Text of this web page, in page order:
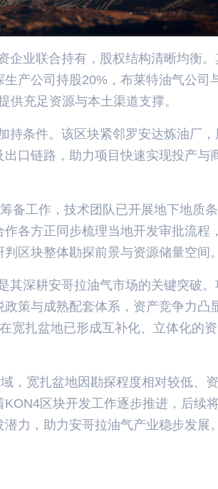
企业联合持有，股权结构清晰均衡
产公司持股20%，布莱特油气公司
供充足资源与本土渠道支撑。
持条件。该区块紧邻罗安达炼油厂
口链路，助力项目快速实现投产与
备工作，技术团队已开展地下地质
各方正同步梳理当地开发审批流程
区块整体勘探前景与资源储量空间。
其深耕安哥拉油气市场的关键突破
策与成熟配套体系，资产竞争力凸
宽扎盆地已形成互补化、立体化的
，宽扎盆地因勘探程度相对较低、
区块开发工作逐步推进，后续
力，助力安哥拉油气产业稳步发展。